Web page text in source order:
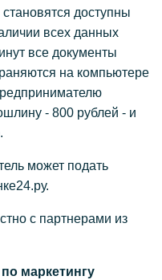
доступны
всех данных
все документы
на компьютере
- 800 рублей - и
может подать
с партнерами из
маркетингу